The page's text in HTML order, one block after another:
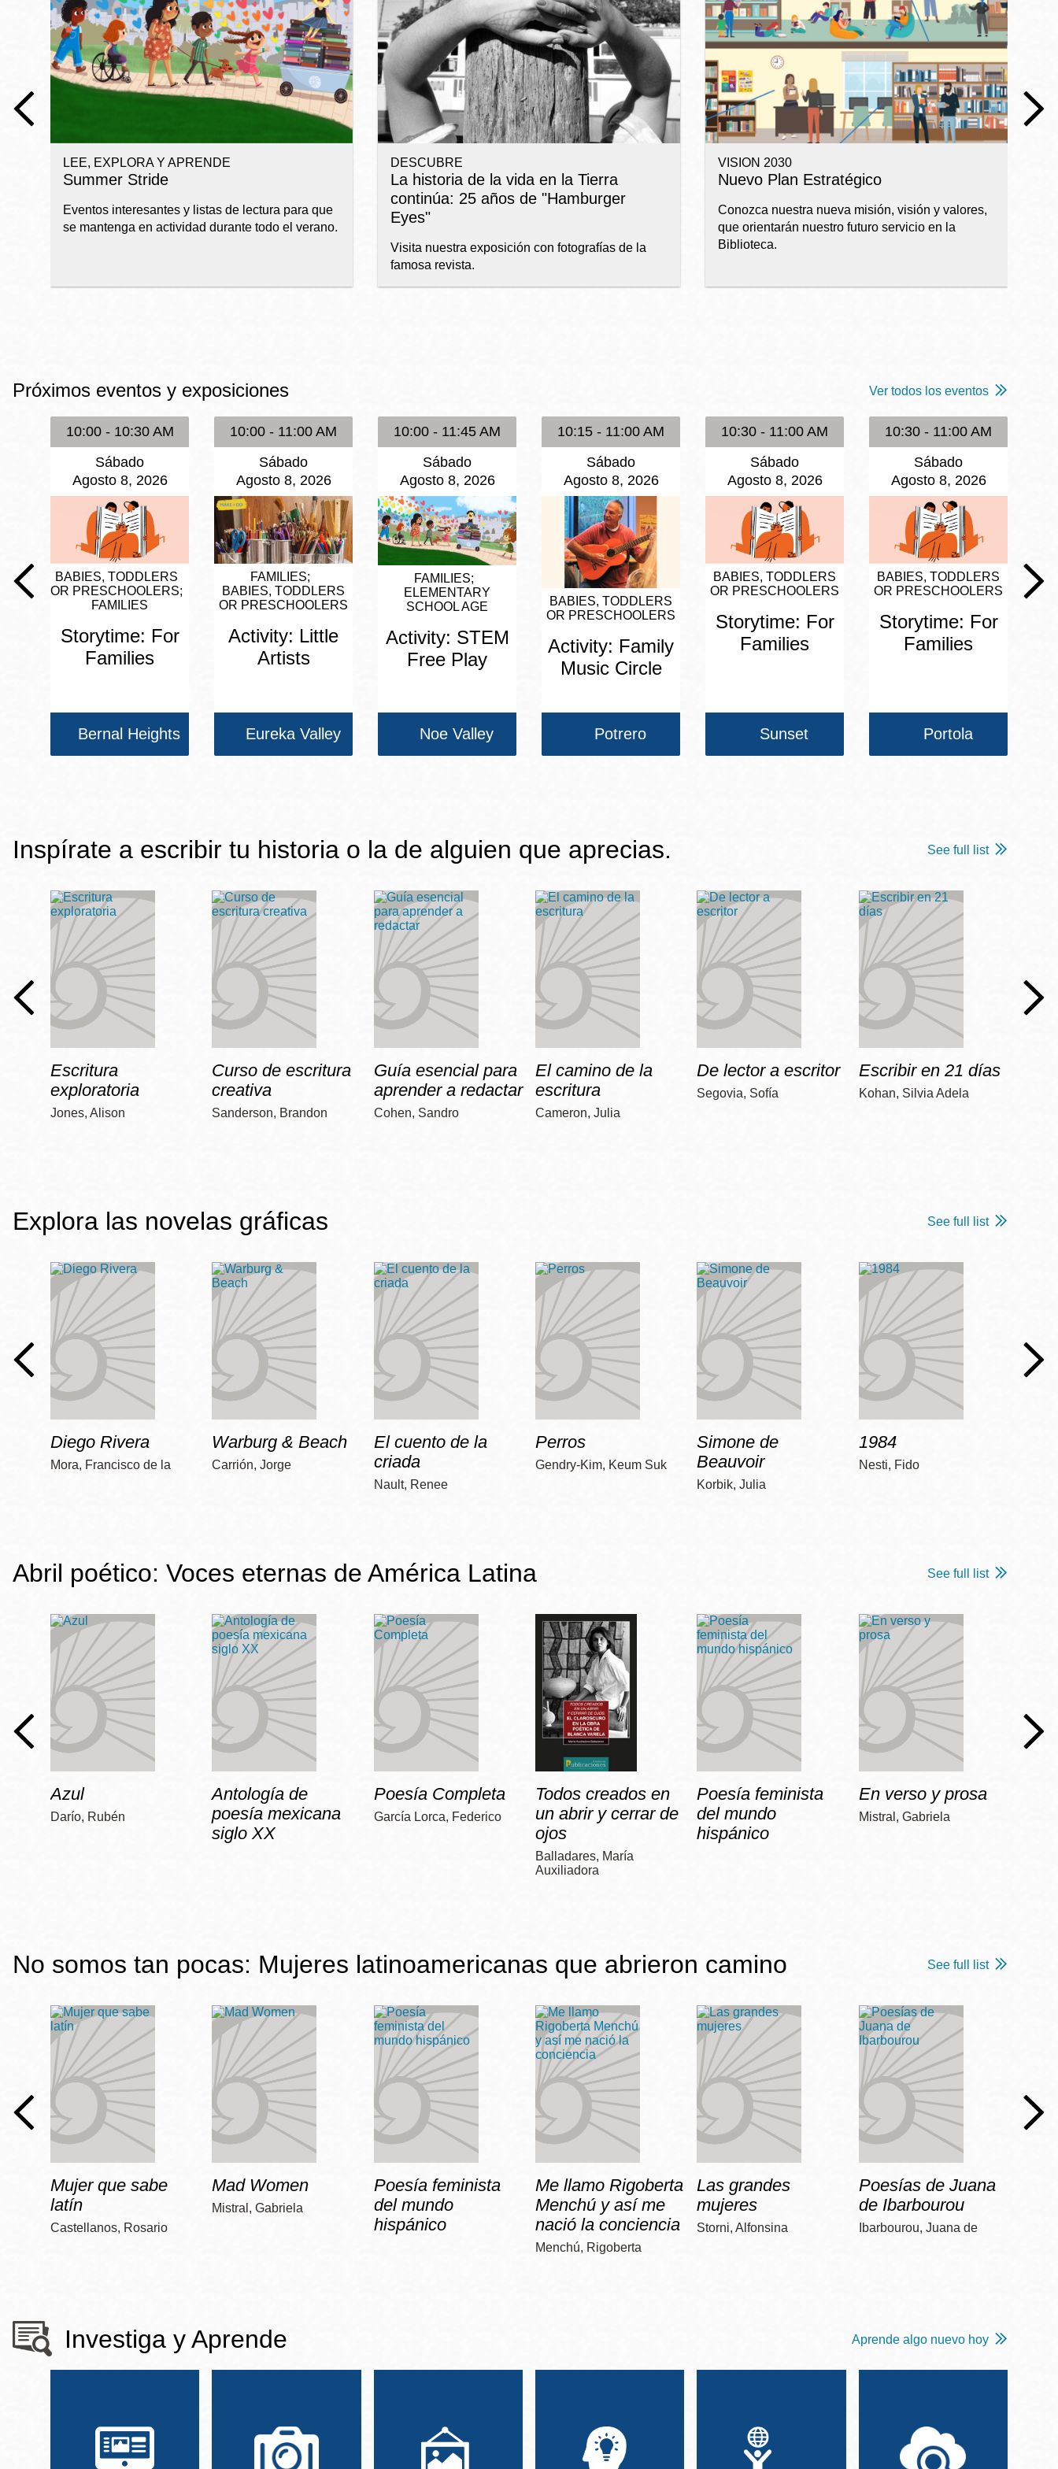
Biblioteca
Anza
Excelsior
Glen Park
Golden Gate
Ingleside
Misión
Noe Valley
North Beach
Ocean View
Biblioteca
Ambulante OMI
Ortega
Presidio
Richmond
Sunset
Treasure Island
Bibliotecas
Ambulantes
LEE, EXPLORA Y APRENDE
Summer Stride
Eventos interesantes y listas de lectura para que
se mantenga en actividad durante todo el verano.
DESCUBRE
La historia de la vida en la Tierra
continúa: 25 años de "Hamburger
Eyes"
Visita nuestra exposición con fotografías de la
famosa revista.
VISION 2030
Nuevo Plan Estratégico
Conozca nuestra nueva misión, visión y valores,
que orientarán nuestro futuro servicio en la
Biblioteca.
Próximos eventos y exposiciones Ver todos los eventos
10:00 - 10:30 AM
Sábado
Agosto 8, 2026
BABIES, TODDLERS
OR PRESCHOOLERS
FAMILIES
Storytime: For
Families
Bernal Heights
10:00 - 11:00 AM
Sábado
Agosto 8, 2026
FAMILIES
BABIES, TODDLERS
OR PRESCHOOLERS
Activity: Little
Artists
Eureka Valley
10:00 - 11:45 AM
Sábado
Agosto 8, 2026
FAMILIES
ELEMENTARY
SCHOOL AGE
Activity: STEM
Free Play
Noe Valley
10:15 - 11:00 AM
Sábado
Agosto 8, 2026
BABIES, TODDLERS
OR PRESCHOOLERS
Activity: Family
Music Circle
Potrero
10:30 - 11:00 AM
Sábado
Agosto 8, 2026
BABIES, TODDLERS
OR PRESCHOOLERS
Storytime: For
Families
Sunset
10:30 - 11:00 AM
Sábado
Agosto 8, 2026
BABIES, TODDLERS
OR PRESCHOOLERS
Storytime: For
Families
Portola
Inspírate a escribir tu historia o la de alguien que aprecias. See full list
Escritura
exploratoria
Jones, Alison
Curso de escritura
creativa
Sanderson, Brandon
Guía esencial para
aprender a redactar
Cohen, Sandro
El camino de la
escritura
Cameron, Julia
De lector a escritor
Segovia, Sofía
Escribir en 21 días
Kohan, Silvia Adela
Explora las novelas gráficas See full list
Diego Rivera
Mora, Francisco de la
Warburg & Beach
Carrión, Jorge
El cuento de la
criada
Nault, Renee
Perros
Gendry-Kim, Keum Suk
Simone de
Beauvoir
Korbik, Julia
1984
Nesti, Fido
Abril poético: Voces eternas de América Latina See full list
Azul
Darío, Rubén
Antología de
poesía mexicana
siglo XX
Poesía Completa
García Lorca, Federico
Todos creados en
un abrir y cerrar de
ojos
Balladares, María
Auxiliadora
Poesía feminista
del mundo
hispánico
En verso y prosa
Mistral, Gabriela
No somos tan pocas: Mujeres latinoamericanas que abrieron camino See full list
Mujer que sabe
latín
Castellanos, Rosario
Mad Women
Mistral, Gabriela
Poesía feminista
del mundo
hispánico
Me llamo Rigoberta
Menchú y así me
nació la conciencia
Menchú, Rigoberta
Las grandes
mujeres
Storni, Alfonsina
Poesías de Juana
de Ibarbourou
Ibarbourou, Juana de
Investiga y Aprende Aprende algo nuevo hoy